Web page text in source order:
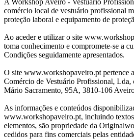
comércio local de vestuário profissional
proteção laboral e equipamento de
Ao aceder e utilizar o site
toma conhecimento e compromete-se a
Condições seguidamente apresentados.
O site www.workshopaveiro.pt pertence
Comércio de Vestuário Profissional, Lda,
Mário Sacramento, 95A, 3810-106
As informações e conteúdos
www.workshopaveiro.pt, incluindo
elementos, são propriedade da
cedidos para fins comerciais pelas